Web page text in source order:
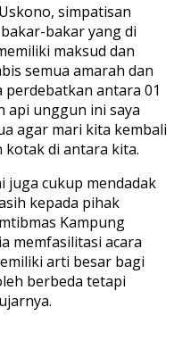
simpatisan
bakar yang di
maksud dan
semua amarah dan
antara 01
api unggun ini saya
agar mari kita kembali
kotak di antara kita.
juga cukup mendadak
kepada pihak
Kampung
memfasilitasi acara
arti besar bagi
berbeda tetapi